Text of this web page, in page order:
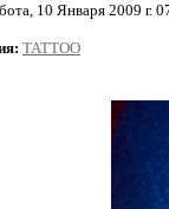
10 Января 2009 г.
TATTOO